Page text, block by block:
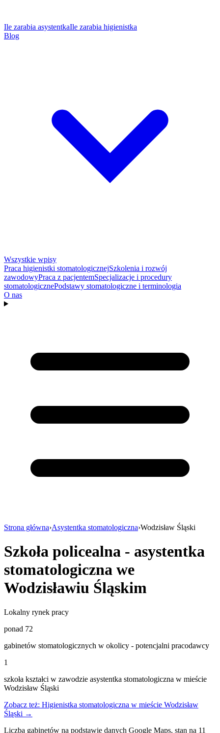
Ile zarabia asystentkaIle zarabia higienistka
Blog
Wszystkie wpisy
Praca higienistki stomatologicznejSzkolenia i rozwój
zawodowyPraca z pacjentemSpecjalizacje i procedury
stomatologicznePodstawy stomatologiczne i terminologia
O nas
Strona główna›Asystentka stomatologiczna›Wodzisław Śląski
Szkoła policealna - asystentka
stomatologiczna we
Wodzisławiu Śląskim
Lokalny rynek pracy
ponad 72
gabinetów stomatologicznych w okolicy - potencjalni pracodawcy
1
szkoła kształci w zawodzie asystentka stomatologiczna w mieście
Wodzisław Śląski
Zobacz też: Higienistka stomatologiczna w mieście Wodzisław
Śląski →
Liczba gabinetów na podstawie danych Google Maps, stan na 11